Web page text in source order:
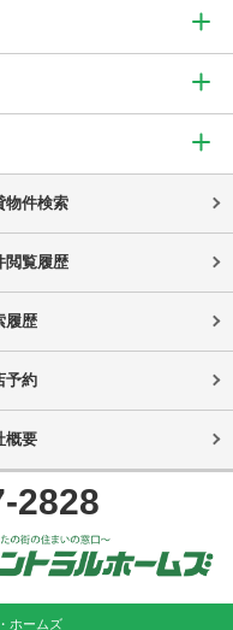
物件検索
閲覧履歴
履歴
予約
概要
2828
ホームズ